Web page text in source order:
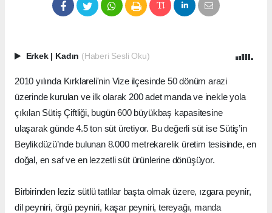
Erkek | Kadın (Haberi Sesli Oku)
2010 yılında Kırklareli'nin Vize ilçesinde 50 dönüm arazi
üzerinde kurulan ve ilk olarak 200 adet manda ve inekle yola
çıkılan Sütiş Çiftliği, bugün 600 büyükbaş kapasitesine
ulaşarak günde 4.5 ton süt üretiyor. Bu değerli süt ise Sütiş’in
Beylikdüzü’nde bulunan 8.000 metrekarelik üretim tesisinde, en
doğal, en saf ve en lezzetli süt ürünlerine dönüşüyor.
Birbirinden leziz sütlü tatlılar başta olmak üzere, ızgara peynir,
dil peyniri, örgü peyniri, kaşar peyniri, tereyağı, manda